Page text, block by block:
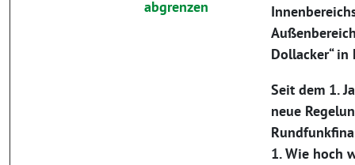
abgrenzen
Dollacker“ in
Seit dem 1.
neue
1. Wie hoch